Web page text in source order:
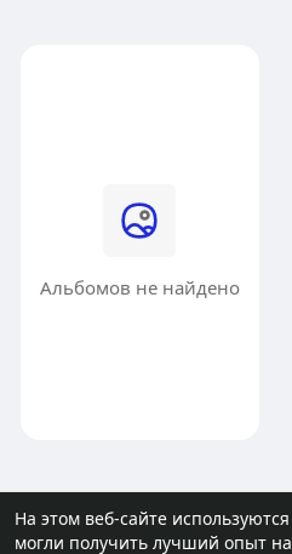
На этом веб-сайте
могли получить лучший опыт
Альбомов не найдено
© 2026